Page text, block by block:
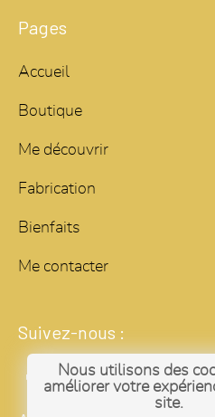
Nous utilisons des
améliorer votre
site.
Pages
Accueil
Boutique
Me découvrir
Fabrication
Bienfaits
Me contacter
Suivez-nous :